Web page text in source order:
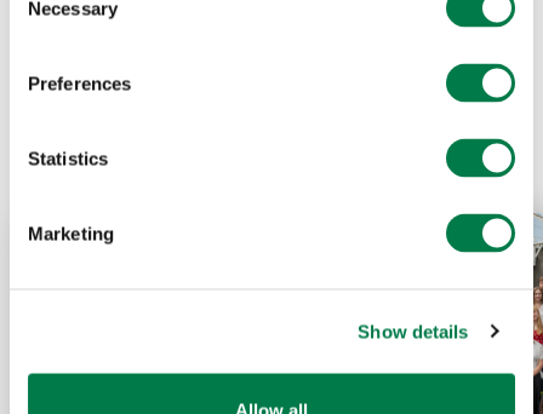
Selection
Necessary
Preferences
Statistics
Marketing
Show details
Prev Next